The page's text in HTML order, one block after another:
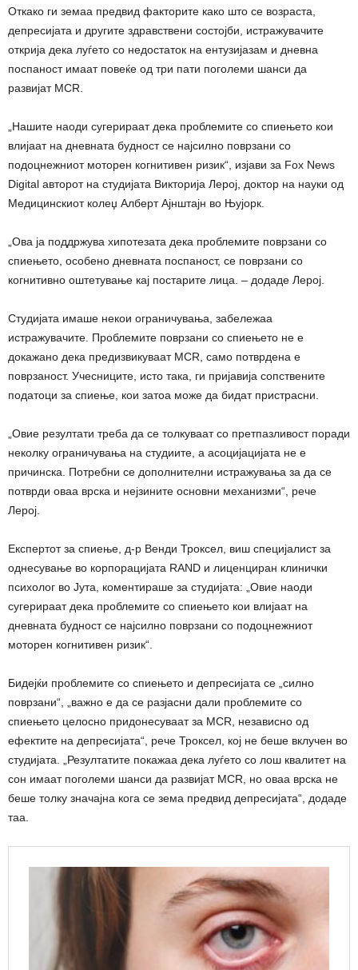
Откако ги земаа предвид факторите како што се возраста,
депресијата и другите здравствени состојби, истражувачите
открија дека луѓето со недостаток на ентузијазам и дневна
поспаност имаат повеќе од три пати поголеми шанси да
развијат MCR.
„Нашите наоди сугерираат дека проблемите со спиењето кои
влијаат на дневната будност се најсилно поврзани со
подоцнежниот моторен когнитивен ризик“, изјави за Fox News
Digital авторот на студијата Викторија Лерој, доктор на науки од
Медицинскиот колеџ Алберт Ајнштајн во Њујорк.
„Ова ја поддржува хипотезата дека проблемите поврзани со
спиењето, особено дневната поспаност, се поврзани со
когнитивно оштетување кај постарите лица. – додаде Лерој.
Студијата имаше некои ограничувања, забележаа
истражувачите. Проблемите поврзани со спиењето не е
докажано дека предизвикуваат MCR, само потврдена е
поврзаност. Учесниците, исто така, ги пријавија сопствените
податоци за спиење, кои затоа може да бидат пристрасни.
„Овие резултати треба да се толкуваат со претпазливост поради
неколку ограничувања на студиите, а асоцијацијата не е
причинска. Потребни се дополнителни истражувања за да се
потврди оваа врска и нејзините основни механизми“, рече
Лерој.
Експертот за спиење, д-р Венди Троксел, виш специјалист за
однесување во корпорацијата RAND и лиценциран клинички
психолог во Јута, коментираше за студијата: „Овие наоди
сугерираат дека проблемите со спиењето кои влијаат на
дневната будност се најсилно поврзани со подоцнежниот
моторен когнитивен ризик“.
Бидејќи проблемите со спиењето и депресијата се „силно
поврзани“, „важно е да се разјасни дали проблемите со
спиењето целосно придонесуваат за MCR, независно од
ефектите на депресијата“, рече Троксел, кој не беше вклучен во
студијата. „Резултатите покажаа дека луѓето со лош квалитет на
сон имаат поголеми шанси да развијат MCR, но оваа врска не
беше толку значајна кога се зема предвид депресијата“, додаде
таа.